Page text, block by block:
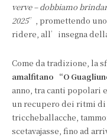
verve – dobbiamo
2025”, promettendo
ridere, all’insegna
Come da tradizione, la
amalfitano “O
anno, tra canti
un recupero dei ritmi
triccheballacche,
scetavajasse, fino ad